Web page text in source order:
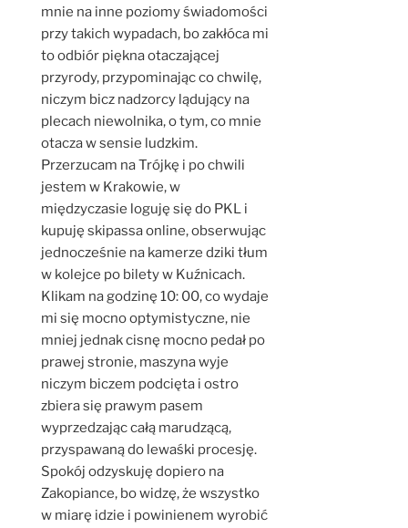
mnie na inne poziomy świadomości
przy takich wypadach, bo zakłóca mi
to odbiór piękna otaczającej
przyrody, przypominając co chwilę,
niczym bicz nadzorcy lądujący na
plecach niewolnika, o tym, co mnie
otacza w sensie ludzkim.
Przerzucam na Trójkę i po chwili
jestem w Krakowie, w
międzyczasie loguję się do PKL i
kupuję skipassa online, obserwując
jednocześnie na kamerze dziki tłum
w kolejce po bilety w Kuźnicach.
Klikam na godzinę 10: 00, co wydaje
mi się mocno optymistyczne, nie
mniej jednak cisnę mocno pedał po
prawej stronie, maszyna wyje
niczym biczem podcięta i ostro
zbiera się prawym pasem
wyprzedzając całą marudzącą,
przyspawaną do lewaśki procesję.
Spokój odzyskuję dopiero na
Zakopiance, bo widzę, że wszystko
w miarę idzie i powinienem wyrobić